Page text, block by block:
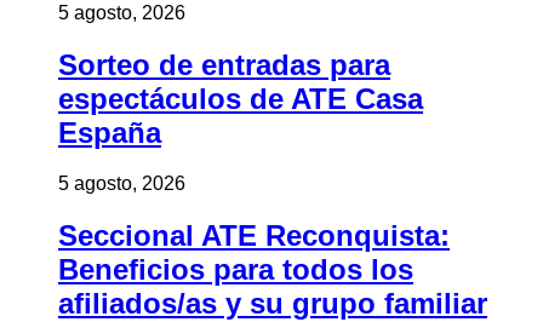
5 agosto, 2026
Sorteo de entradas para
espectáculos de ATE Casa
España
5 agosto, 2026
Seccional ATE Reconquista:
Beneficios para todos los
afiliados/as y su grupo familiar